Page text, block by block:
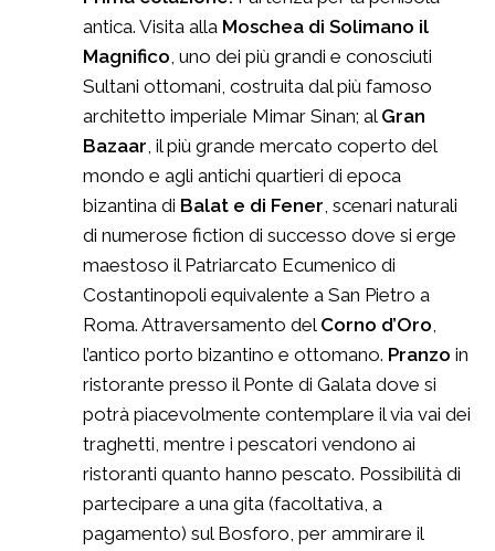
antica. Visita alla Moschea di Solimano il
Magnifico, uno dei più grandi e conosciuti
Sultani ottomani, costruita dal più famoso
architetto imperiale Mimar Sinan; al Gran
Bazaar, il più grande mercato coperto del
mondo e agli antichi quartieri di epoca
bizantina di Balat e di Fener, scenari naturali
di numerose fiction di successo dove si erge
maestoso il Patriarcato Ecumenico di
Costantinopoli equivalente a San Pietro a
Roma. Attraversamento del Corno d’Oro,
l’antico porto bizantino e ottomano. Pranzo in
ristorante presso il Ponte di Galata dove si
potrà piacevolmente contemplare il via vai dei
traghetti, mentre i pescatori vendono ai
ristoranti quanto hanno pescato. Possibilità di
partecipare a una gita (facoltativa, a
pagamento) sul Bosforo, per ammirare il